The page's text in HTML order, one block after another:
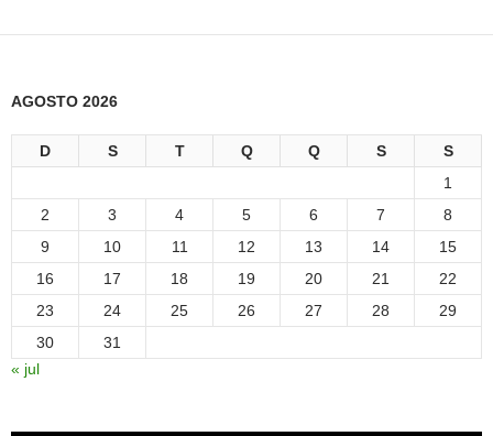
AGOSTO 2026
D S T Q Q S
S
1
2
3 4 5 6 7
8
9
10 11 12 13 14
15
16
17 18 19 20 21
22
23
24 25 26 27 28
29
30
31
« jul